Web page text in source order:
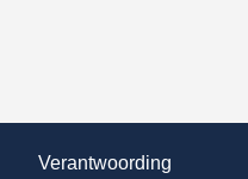
Verantwoording